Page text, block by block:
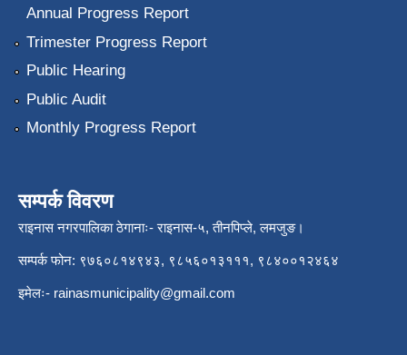
Annual Progress Report
Trimester Progress Report
Public Hearing
Public Audit
Monthly Progress Report
सम्पर्क विवरण
राइनास नगरपालिका ठेगानाः- राइनास-५, तीनपिप्ले, लमजुङ।
सम्पर्क फोन: ९७६०८१४९४३, ९८५६०१३१११, ९८४००१२४६४
इमेलः- rainasmunicipality@gmail.com